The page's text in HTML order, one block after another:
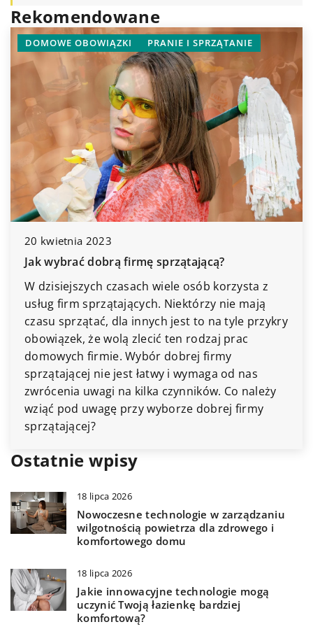
Rekomendowane
PRANIE I SPRZĄTANIE
sprzątającą?
wiele osób korzysta z
Niektórzy nie mają
jest to na tyle przykry
ten rodzaj prac
dobrej firmy
i wymaga od nas
czynników. Co należy
wyborze dobrej firmy
SPRZĘTY AGD
Jak wybrać
twojego systemu
Dowiedz się, jak
ciągu do swojego
zoptymalizować jego
koszty ogrzewania.
Ostatnie wpisy
18 lipca 2026
Nowoczesne technologie w zarządzaniu
wilgotnością powietrza dla zdrowego i
komfortowego domu
18 lipca 2026
Jakie innowacyjne technologie mogą
uczynić Twoją łazienkę bardziej
komfortową?